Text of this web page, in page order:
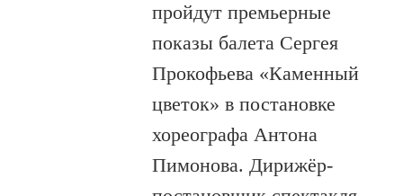
пройдут премьерные
показы балета Сергея
Прокофьева «Каменный
цветок» в постановке
хореографа Антона
Пимонова. Дирижёр-